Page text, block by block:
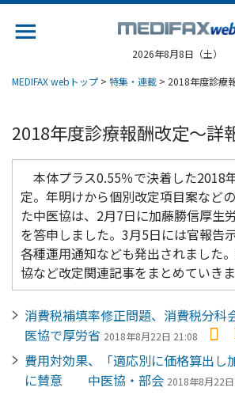
2026年8月8日（土）
MEDIFAX webトップ > 特集・連載 > 2018年度診療
2018年度診療報酬改定～詳
本体プラス0.55％で決着した2018
定。年明けから個別改定項目案など
た中医協は、2月7日に加藤勝信厚生
を答申しました。3月5日には官報告
各種運用通知なども発出されました
協など改定関連記事をまとめていきま
消費税補填率修正問題、消費税分
医協で厚労省 2018年8月22日 21:08
費用対効果、「適応別に価格算出し
に賛意 中医協・部会 2018年8月22